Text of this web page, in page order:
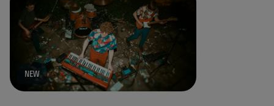
NEW